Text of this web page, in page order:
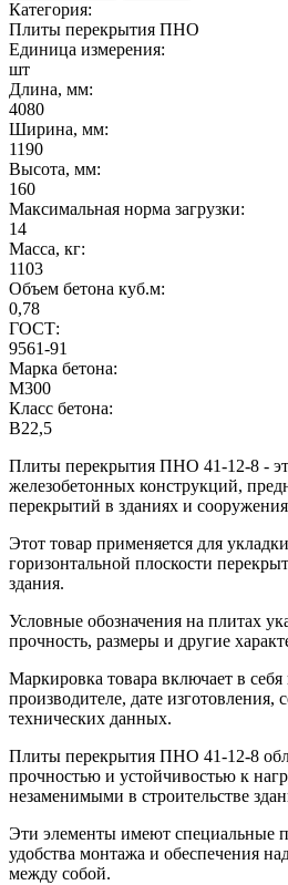
Категория:
Плиты перекрытия ПНО
Единица измерения:
шт
Длина, мм:
4080
Ширина, мм:
1190
Высота, мм:
160
Максимальная норма загрузки:
14
Масса, кг:
1103
Объем бетона куб.м:
0,78
ГОСТ:
9561-91
Марка бетона:
M300
Класс бетона:
B22,5
Плиты перекрытия ПНО 41-12-8 -
железобетонных конструкций,
перекрытий в зданиях и
Этот товар применяется для
горизонтальной плоскости
здания.
Условные обозначения на плитах
прочность, размеры и другие
Маркировка товара включает в
производителе, дате
технических данных.
Плиты перекрытия ПНО 41-12-8
прочностью и устойчивостью к
незаменимыми в строительстве
Эти элементы имеют специальные
удобства монтажа и обеспечения
между собой.